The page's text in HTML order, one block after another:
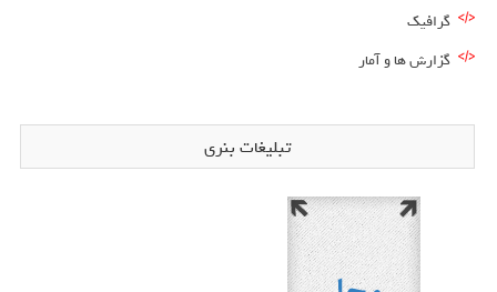
گرافیک
گزارش ها و آمار
تبلیغات بنری